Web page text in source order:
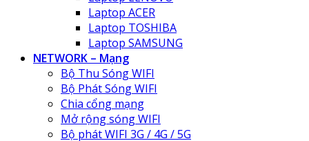
Laptop ACER
Laptop TOSHIBA
Laptop SAMSUNG
NETWORK – Mạng
Bộ Thu Sóng WIFI
Bộ Phát Sóng WIFI
Chia cổng mạng
Mở rộng sóng WIFI
Bộ phát WIFI 3G / 4G / 5G